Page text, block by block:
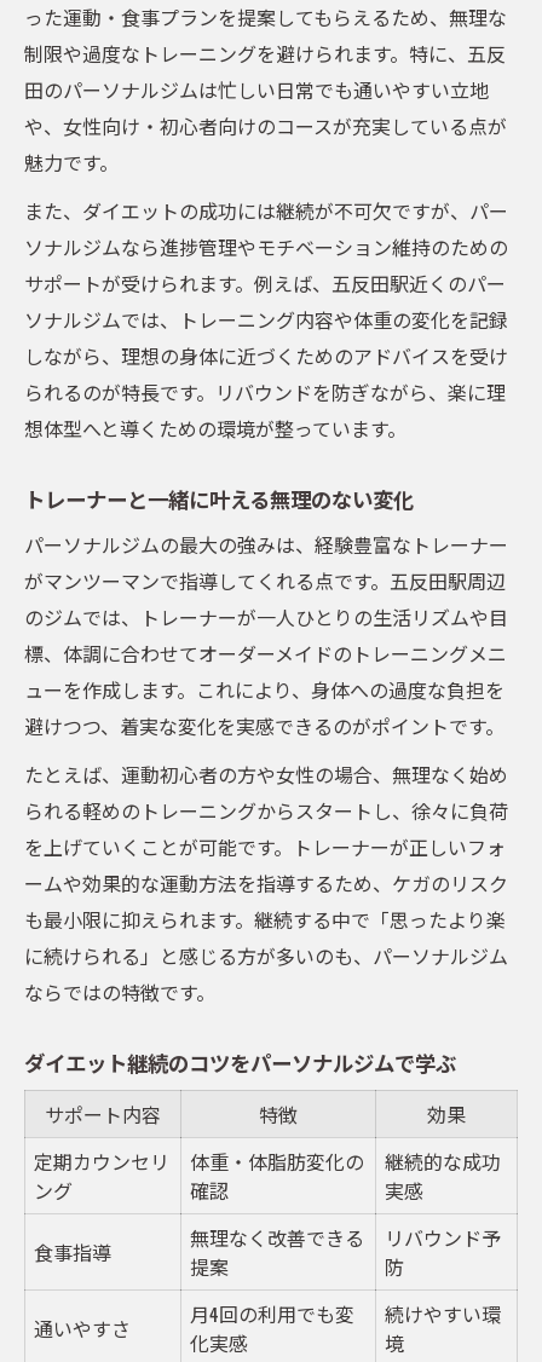
った運動・食事プランを提案してもらえるため、無理な
制限や過度なトレーニングを避けられます。特に、五反
田のパーソナルジムは忙しい日常でも通いやすい立地
や、女性向け・初心者向けのコースが充実している点が
魅力です。
また、ダイエットの成功には継続が不可欠ですが、パー
ソナルジムなら進捗管理やモチベーション維持のための
サポートが受けられます。例えば、五反田駅近くのパー
ソナルジムでは、トレーニング内容や体重の変化を記録
しながら、理想の身体に近づくためのアドバイスを受け
られるのが特長です。リバウンドを防ぎながら、楽に理
想体型へと導くための環境が整っています。
トレーナーと一緒に叶える無理のない変化
パーソナルジムの最大の強みは、経験豊富なトレーナー
がマンツーマンで指導してくれる点です。五反田駅周辺
のジムでは、トレーナーが一人ひとりの生活リズムや目
標、体調に合わせてオーダーメイドのトレーニングメニ
ューを作成します。これにより、身体への過度な負担を
避けつつ、着実な変化を実感できるのがポイントです。
たとえば、運動初心者の方や女性の場合、無理なく始め
られる軽めのトレーニングからスタートし、徐々に負荷
を上げていくことが可能です。トレーナーが正しいフォ
ームや効果的な運動方法を指導するため、ケガのリスク
も最小限に抑えられます。継続する中で「思ったより楽
に続けられる」と感じる方が多いのも、パーソナルジム
ならではの特徴です。
ダイエット継続のコツをパーソナルジムで学ぶ
サポート内容 特徴
効果
定期カウンセリ
ング
体重・体脂肪変化の
確認
継続的な成功
実感
食事指導
無理なく改善できる
提案
リバウンド予
防
通いやすさ
月4回の利用でも変
化実感
続けやすい環
境